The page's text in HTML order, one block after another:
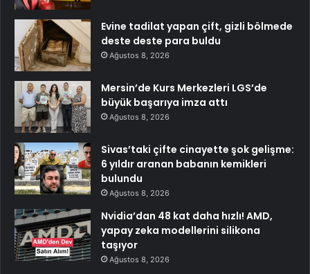
Evine tadilat yapan çift, gizli bölmede
deste deste para buldu
Ağustos 8, 2026
Mersin’de Kurs Merkezleri LGS’de
büyük başarıya imza attı
Ağustos 8, 2026
Sivas’taki çifte cinayette şok gelişme:
6 yıldır aranan babanın kemikleri
bulundu
Ağustos 8, 2026
Nvidia’dan 48 kat daha hızlı! AMD,
yapay zeka modellerini silikona
taşıyor
Ağustos 8, 2026